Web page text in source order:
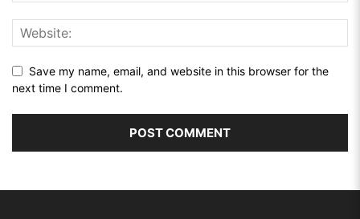
Save my name, email, and website in this browser for the
next time I comment.